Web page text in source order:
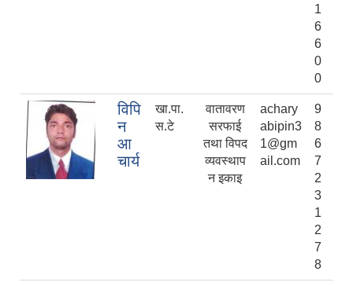
1
6
6
0
0
विपि
न
आ
चार्य
खा.पा.
स.टे
वातावरण
सरफाई
तथा विपद
व्यवस्थाप
न इकाइ
achary
abipin3
1@gm
ail.com
9
8
6
7
2
3
1
2
7
8